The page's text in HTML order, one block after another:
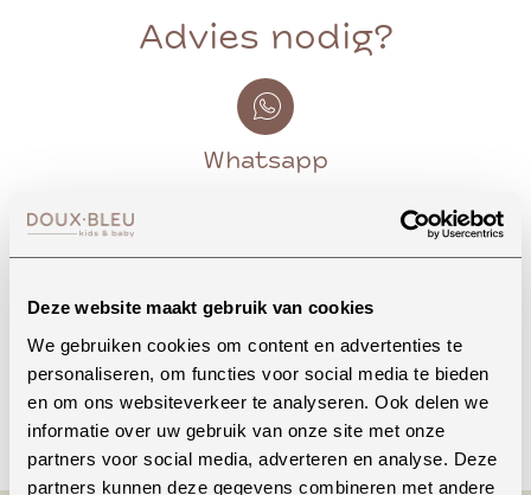
Deze website maakt gebruik van cookies
We gebruiken cookies om content en advertenties te
personaliseren, om functies voor social media te bieden
en om ons websiteverkeer te analyseren. Ook delen we
informatie over uw gebruik van onze site met onze
partners voor social media, adverteren en analyse. Deze
partners kunnen deze gegevens combineren met andere
Advies nodig?
Whatsapp
Bekijk openingstijden
Bellen